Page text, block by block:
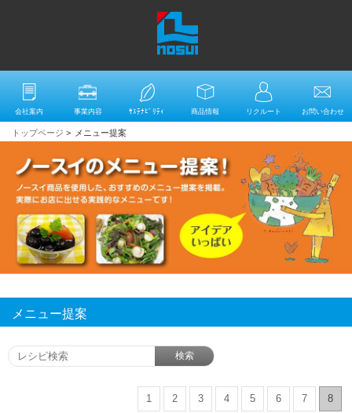
会社案内 事業内容 ｻｽﾃﾅﾋﾞﾘﾃｨ 商品情報 リクルート お問い合わせ
トップページ > メニュー提案
メニュー提案
検索
1 2 3 4 5 6 7 8